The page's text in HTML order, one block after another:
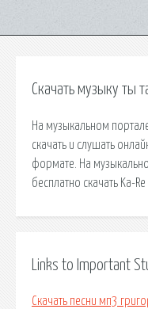
Скачать музыку ты
На музыкальном
скачать и слушать
формате. На
бесплатно скачать Ka-
Links to Important
Скачать песни мп3